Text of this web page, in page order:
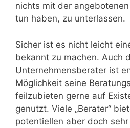
nichts mit der
tun haben, zu unterlassen.
Sicher ist es nicht leicht
bekannt zu machen. Auch
Unternehmensberater ist
Möglichkeit seine
feilzubieten gerne auf
genutzt. Viele „Berater“
potentiellen aber doch